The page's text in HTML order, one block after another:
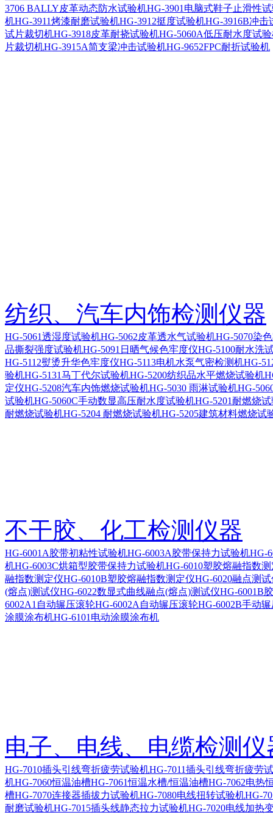
3706 BALLY皮革动态防水试验机HG-3901电脑式鞋子止滑性
机HG-3911烤漆耐磨试验机HG-3912挺度试验机HG-3916B冲击
试片裁切机HG-3918皮革耐挠试验机HG-5060A低压耐水度试
片裁切机HG-3915A简支梁冲击试验机HG-9652FPC耐折试验机
纺织、汽车内饰检测仪器
HG-5061透湿度试验机HG-5062皮革透水气试验机HG-5070染
品撕裂强度试验机HG-5091日晒气候色牢度仪HG-5100耐水洗
HG-5112熨烫升华色牢度仪HG-5113电机水泵气密检测机HG-
验机HG-5131马丁代尔试验机HG-5200纺织品水平燃烧试验机
定仪HG-5208汽车内饰燃烧试验机HG-5030 雨淋试验机HG-
试验机HG-5060C手动数显高压耐水度试验机HG-5201耐燃烧
耐燃烧试验机HG-5204 耐燃烧试验机HG-5205建筑材料燃烧试
不干胶、化工检测仪器
HG-6001A胶带初粘性试验机HG-6003A胶带保持力试验机HG-
机HG-6003C烘箱型胶带保持力试验机HG-6010塑胶熔融指数
融指数测定仪HG-6010B塑胶熔融指数测定仪HG-6020融点测
(熔点)测试仪HG-6022数显式曲线融点(熔点)测试仪HG-6001B
6002A1自动辗压滚轮HG-6002A自动辗压滚轮HG-6002B手动
涂膜涂布机HG-6101电动涂膜涂布机
电子、电线、电缆检测仪
HG-7010插头引线弯折疲劳试验机HG-7011插头引线弯折疲劳
机HG-7060恒温油槽HG-7061恒温水槽/恒温油槽HG-7062电热
槽HG-7070连接器插拔力试验机HG-7080电线扭转试验机HG-
耐磨试验机HG-7015插头线静态拉力试验机HG-7020电线加热